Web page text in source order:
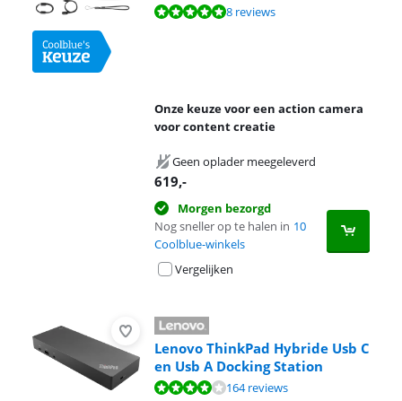
Beoordeling is 9,6 van de 10, gebaseerd op 8 reviews.
8 reviews
Onze keuze voor een action camera
voor content creatie
Geen oplader meegeleverd
619,-
Morgen bezorgd
Nog sneller op te halen in 10
Coolblue-winkels
Vergelijken
Lenovo ThinkPad Hybride Usb C
en Usb A Docking Station
Beoordeling is 8,0 van de 10, gebaseerd op 164 reviews.
164 reviews